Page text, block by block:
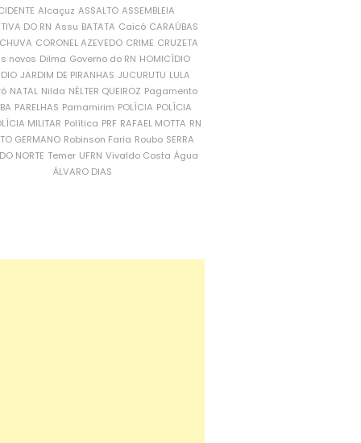
Alcaçuz ASSALTO ASSEMBLEIA
DO RN Assu BATATA Caicó CARAÚBAS
CORONEL AZEVEDO CRIME CRUZETA
novos Dilma Governo do RN HOMICÍDIO
JARDIM DE PIRANHAS JUCURUTU LULA
NATAL Nilda NÉLTER QUEIROZ Pagamento
PARELHAS Parnamirim POLÍCIA POLÍCIA
MILITAR Política PRF RAFAEL MOTTA RN
GERMANO Robinson Faria Roubo SERRA
NORTE Temer UFRN Vivaldo Costa Água
ÁLVARO DIAS